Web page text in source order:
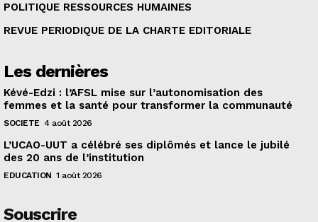
POLITIQUE RESSOURCES HUMAINES
REVUE PERIODIQUE DE LA CHARTE EDITORIALE
Les dernières
Kévé-Edzi : l’AFSL mise sur l’autonomisation des
femmes et la santé pour transformer la communauté
SOCIETE 4 août 2026
L’UCAO-UUT a célébré ses diplômés et lance le jubilé
des 20 ans de l’institution
EDUCATION 1 août 2026
Souscrire